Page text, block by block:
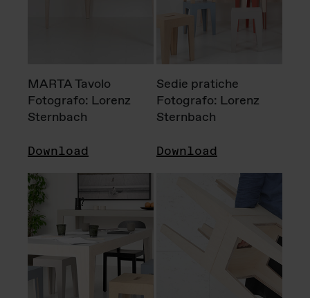
MARTA Tavolo
Fotografo: Lorenz
Sternbach
Download
Sedie pratiche
Fotografo: Lorenz
Sternbach
Download